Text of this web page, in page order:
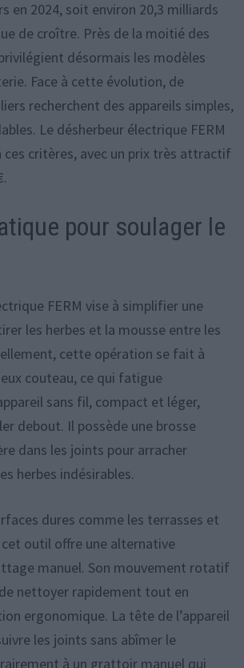
en 2024, soit environ 20,3 milliards
de croître. Près de la moitié des
désormais les modèles
Face à cette évolution, de
recherchent des appareils simples,
Le désherbeur électrique FERM
ces critères, avec un prix très attractif
pour soulager le
FERM vise à simplifier une
les herbes et la mousse entre les
cette opération se fait à
couteau, ce qui fatigue
sans fil, compact et léger,
debout. Il possède une brosse
dans les joints pour arracher
herbes indésirables.
dures comme les terrasses et
cet outil offre une alternative
manuel. Son mouvement rotatif
nettoyer rapidement tout en
ergonomique. La tête de l’appareil
les joints sans abîmer le
à un grattoir manuel qui